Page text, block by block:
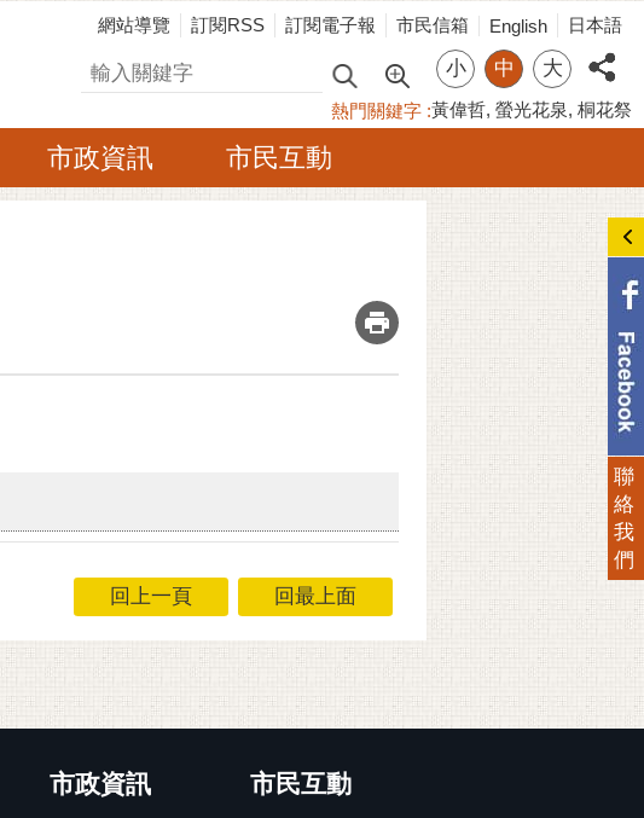
網站導覽 訂閱RSS 訂閱電子報 市民信箱 English 日本語
搜尋 小 中 大
熱門關鍵字 黃偉哲 螢光花泉 桐花祭
市政資訊 市民互動
_
回上一頁 回最上面
市政資訊 市民互動
聯
絡
我
們